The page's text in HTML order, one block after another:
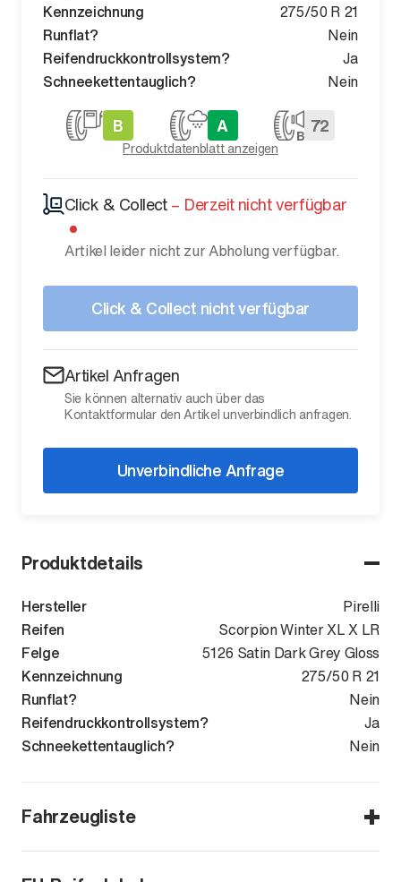
Produktdetails
Hersteller
Pirelli
Reifen
Scorpion Winter XL X LR
Felge
5126 Satin Dark Grey Gloss
Kennzeichnung
275/50 R 21
Runflat?
Nein
Reifendruckkontrollsystem?
Ja
Schneekettentauglich?
Nein
Fahrzeugliste
Kennzeichnung
275/50 R 21
Runflat?
Nein
Reifendruckkontrollsystem?
Ja
Schneekettentauglich?
Nein
B A 72
Produktdatenblatt anzeigen
Click & Collect– Derzeit nicht verfügbar
Artikel leider nicht zur Abholung verfügbar.
Click & Collect nicht verfügbar
Artikel Anfragen
Sie können alternativ auch über das
Kontaktformular den Artikel unverbindlich anfragen.
Unverbindliche Anfrage